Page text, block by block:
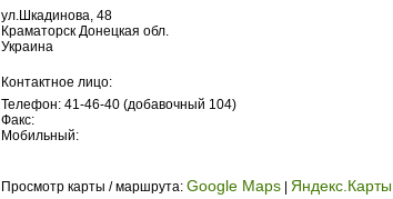
ул.Шкадинова, 48
Краматорск Донецкая обл.
Украина
Контактное лицо:
Телефон: 41-46-40 (добавочный 104)
Факс:
Мобильный:
Просмотр карты / маршрута: Google Maps | Яндекс.Карты